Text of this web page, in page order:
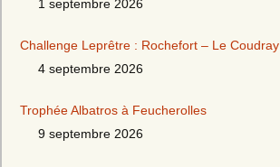
1 septembre 2026
Challenge Leprêtre : Rochefort – Le Coudray
4 septembre 2026
Trophée Albatros à Feucherolles
9 septembre 2026